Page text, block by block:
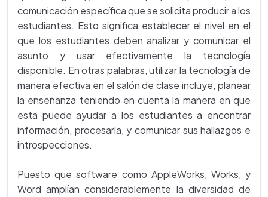
comunicación específica que se solicita producir a los
estudiantes. Esto significa establecer el nivel en el
que los estudiantes deben analizar y comunicar el
asunto y usar efectivamente la tecnología
disponible. En otras palabras, utilizar la tecnología de
manera efectiva en el salón de clase incluye, planear
la enseñanza teniendo en cuenta la manera en que
esta puede ayudar a los estudiantes a encontrar
información, procesarla, y comunicar sus hallazgos e
introspecciones.
Puesto que software como AppleWorks, Works, y
Word amplían considerablemente la diversidad de